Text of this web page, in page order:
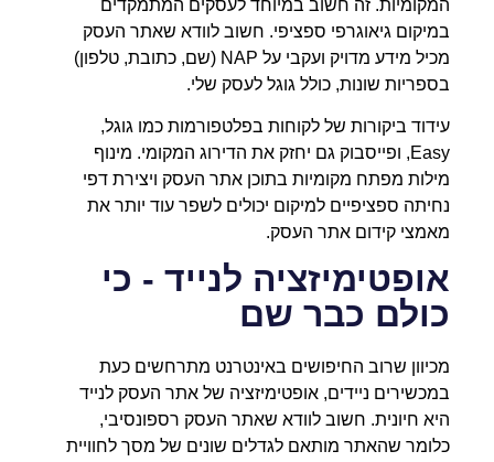
המקומיות. זה חשוב במיוחד לעסקים המתמקדים
במיקום גיאוגרפי ספציפי. חשוב לוודא שאתר העסק
מכיל מידע מדויק ועקבי על NAP (שם, כתובת, טלפון)
בספריות שונות, כולל גוגל לעסק שלי.
עידוד ביקורות של לקוחות בפלטפורמות כמו גוגל,
Easy, ופייסבוק גם יחזק את הדירוג המקומי. מינוף
מילות מפתח מקומיות בתוכן אתר העסק ויצירת דפי
נחיתה ספציפיים למיקום יכולים לשפר עוד יותר את
מאמצי קידום אתר העסק.
אופטימיזציה לנייד - כי
כולם כבר שם
מכיוון שרוב החיפושים באינטרנט מתרחשים כעת
במכשירים ניידים, אופטימיזציה של אתר העסק לנייד
היא חיונית. חשוב לוודא שאתר העסק רספונסיבי,
כלומר שהאתר מותאם לגדלים שונים של מסך לחוויית